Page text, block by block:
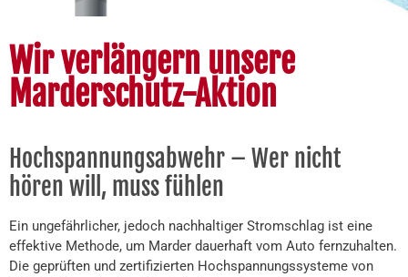
Wir verlängern unsere
Marderschutz-Aktion
Hochspannungsabwehr – Wer nicht
hören will, muss fühlen
Ein ungefährlicher, jedoch nachhaltiger Stromschlag ist eine
effektive Methode, um Marder dauerhaft vom Auto fernzuhalten.
Die geprüften und zertifizierten Hochspannungssysteme von